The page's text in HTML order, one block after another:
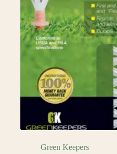
Green Keepers